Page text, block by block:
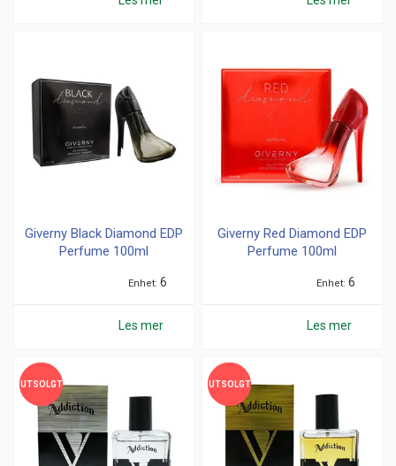
Giverny Black Diamond EDP
Perfume 100ml
Enhet 6
Les mer
Giverny Red Diamond EDP
Perfume 100ml
Enhet 6
Les mer
UTSOLGT
UTSOLGT UTSOLGT
UTSOLGT